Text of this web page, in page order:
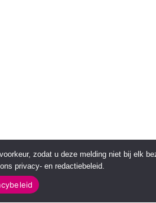
zodat u deze melding niet bij elk
privacy- en redactiebeleid.